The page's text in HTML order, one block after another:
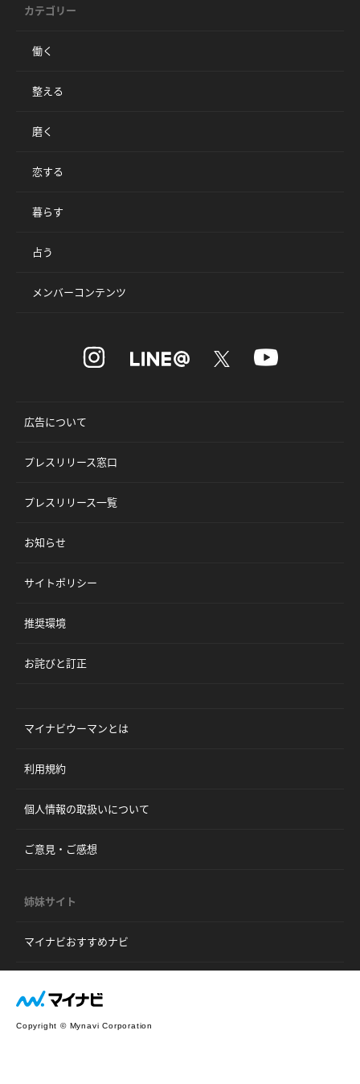
カテゴリー
働く
整える
磨く
恋する
暮らす
占う
メンバーコンテンツ
広告について
プレスリリース窓口
プレスリリース一覧
お知らせ
サイトポリシー
推奨環境
お詫びと訂正
マイナビウーマンとは
利用規約
個人情報の取扱いについて
ご意見・ご感想
姉妹サイト
マイナビおすすめナビ
Copyright © Mynavi Corporation